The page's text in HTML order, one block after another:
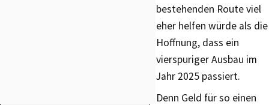
bestehenden Route viel
eher helfen würde als die
Hoffnung, dass ein
vierspuriger Ausbau im
Jahr 2025 passiert.
Denn Geld für so einen